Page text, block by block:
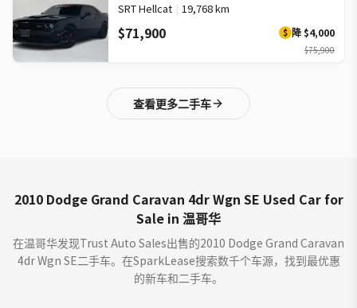
SRT Hellcat | 19,768 km
$71,900 $ 降 $4,000
$75,900
查看更多二手车
2010 Dodge Grand Caravan 4dr Wgn SE Used Car for
Sale in 温哥华
在温哥华发现Trust Auto Sales出售的2010 Dodge Grand Caravan
4dr Wgn SE二手车。在SparkLease搜索数千个车源，找到最优惠
的新车和二手车。